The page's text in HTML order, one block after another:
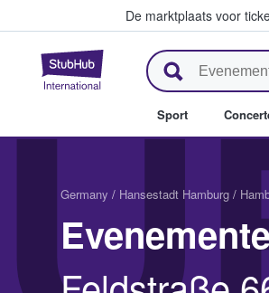
De marktplaats voor
StubHub: waar
Sport
Germany / Hansestadt Hamburg /